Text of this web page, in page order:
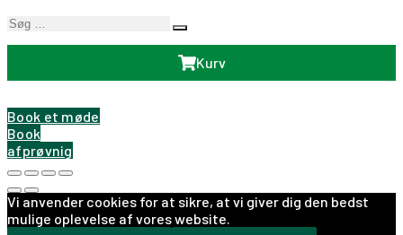
Søg
Search
Kurv
Book et møde
Book
afprøvnig
Vi anvender cookies for at sikre, at vi giver dig den bedst
mulige oplevelse af vores website.